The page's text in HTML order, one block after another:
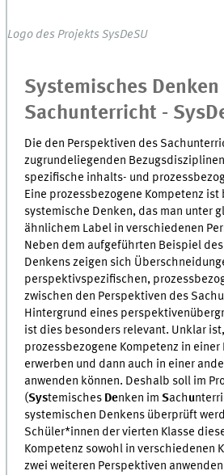
Logo des Projekts SysDeSU
Systemisches Denken
Sachunterricht -
Die den Perspektiven des
zugrundeliegenden
spezifische inhalts- und
Eine prozessbezogene Kompetenz
systemische Denken, das man unter
ähnlichem Label in verschiedenen
Neben dem aufgeführten Beispiel
Denkens zeigen sich
perspektivspezifischen,
zwischen den Perspektiven des
Hintergrund eines
ist dies besonders relevant. Unklar
prozessbezogene Kompetenz in einer
erwerben und dann auch in einer
anwenden können. Deshalb soll im
(Systemisches Denken imSachu
systemischen Denkens überprüft
Schüler*innen der vierten Klasse
Kompetenz sowohl in verschiedenen
zwei weiteren Perspektiven